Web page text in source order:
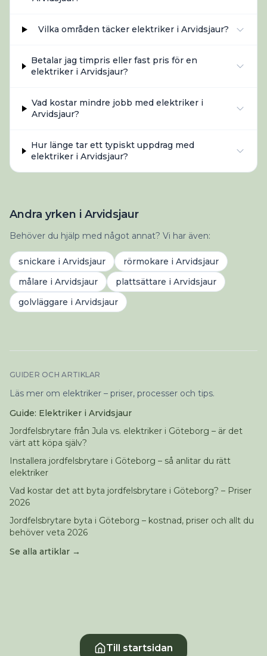
Vilka områden täcker elektriker i Arvidsjaur?
Betalar jag timpris eller fast pris för en
elektriker i Arvidsjaur?
Vad kostar mindre jobb med elektriker i
Arvidsjaur?
Hur länge tar ett typiskt uppdrag med
elektriker i Arvidsjaur?
Andra yrken i Arvidsjaur
Behöver du hjälp med något annat? Vi har även:
snickare i Arvidsjaur rörmokare i Arvidsjaur
målare i Arvidsjaur plattsättare i Arvidsjaur
golvläggare i Arvidsjaur
GUIDER OCH ARTIKLAR
Läs mer om elektriker – priser, processer och tips.
Guide: Elektriker i Arvidsjaur
Jordfelsbrytare från Jula vs. elektriker i Göteborg – är det
värt att köpa själv?
Installera jordfelsbrytare i Göteborg – så anlitar du rätt
elektriker
Vad kostar det att byta jordfelsbrytare i Göteborg? – Priser
2026
Jordfelsbrytare byta i Göteborg – kostnad, priser och allt du
behöver veta 2026
Se alla artiklar →
Till startsidan